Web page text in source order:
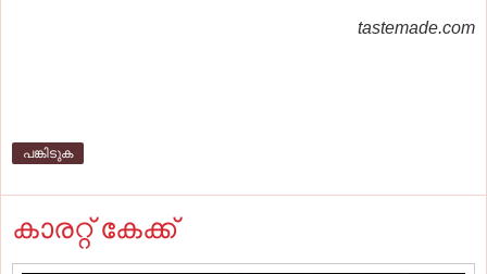
tastemade.com
പങ്കിടുക
കാരറ്റ് കേക്ക്